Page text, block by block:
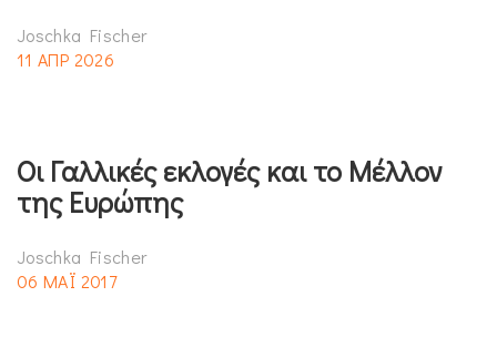
Joschka Fischer
11 ΑΠΡ 2026
Οι Γαλλικές εκλογές και το Μέλλον
της Ευρώπης
Joschka Fischer
06 ΜΑΪ 2017